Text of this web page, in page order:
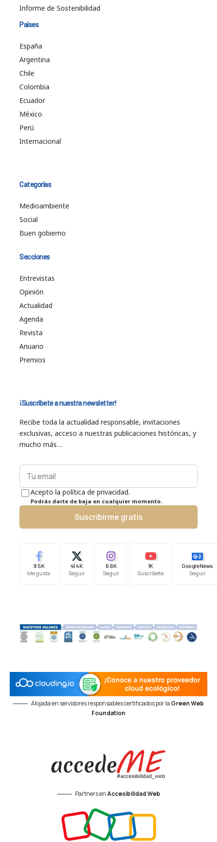
Informe de Sostenibilidad
Países
España
Argentina
Chile
Colombia
Ecuador
México
Perú
Internacional
Categorías
Medioambiente
Social
Buen gobierno
Secciones
Entrevistas
Opinión
Actualidad
Agenda
Revista
Anuario
Premios
¡Suscríbete a nuestra newsletter!
Recibe toda la actualidad responsable, invitaciones
exclusivas, acceso a nuestras publicaciones históricas, y
mucho más…
Acepto la política de privacidad.
Podrás darte de baja en cualquier momento.
Suscribirme gratis
9.5K
Me gusta
41.4K
Seguir
6.6K
Seguir
1K
Suscríbete
Google News
Seguir
Alojada en servidores responsables certificados por la Green Web
Foundation
Partners enAccesibilidad Web